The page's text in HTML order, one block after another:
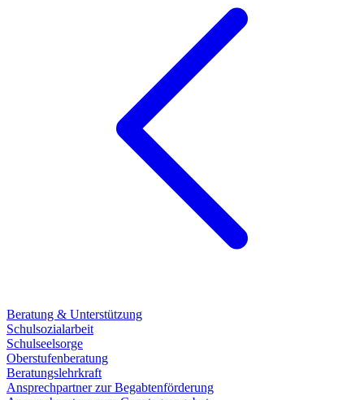
Beratung & Unterstützung
Schulsozialarbeit
Schulseelsorge
Oberstufenberatung
Beratungslehrkraft
Ansprechpartner zur Begabtenförderung